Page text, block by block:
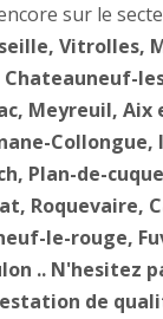
sur le
Vitrolles,
Chateauneuf-
Meyreuil, Aix
Collongue,
Plan-de-
Roquevaire,
le-rouge,
.. N'hesitez
de